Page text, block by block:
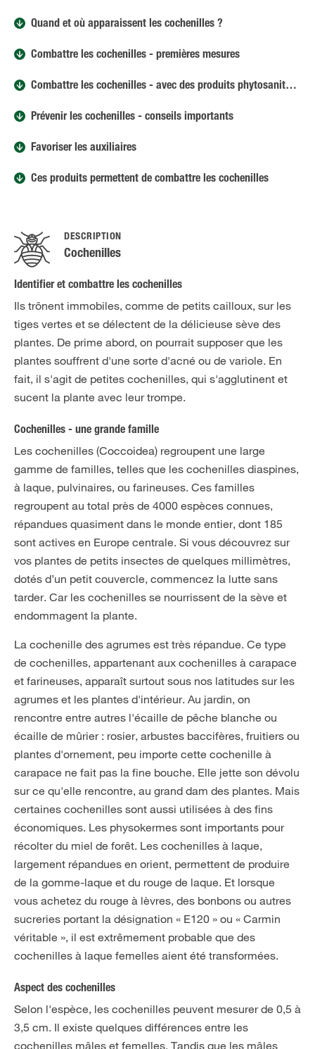
Quand et où apparaissent les cochenilles ?
Combattre les cochenilles - premières mesures
Combattre les cochenilles - avec des produits phytosanitaires naturels
Prévenir les cochenilles - conseils importants
Favoriser les auxiliaires
Ces produits permettent de combattre les cochenilles
DESCRIPTION
Cochenilles
Identifier et combattre les cochenilles
Ils trônent immobiles, comme de petits cailloux, sur les
tiges vertes et se délectent de la délicieuse sève des
plantes. De prime abord, on pourrait supposer que les
plantes souffrent d'une sorte d'acné ou de variole. En
fait, il s'agit de petites cochenilles, qui s'agglutinent et
sucent la plante avec leur trompe.
Cochenilles - une grande famille
Les cochenilles (Coccoidea) regroupent une large
gamme de familles, telles que les cochenilles diaspines,
à laque, pulvinaires, ou farineuses. Ces familles
regroupent au total près de 4000 espèces connues,
répandues quasiment dans le monde entier, dont 185
sont actives en Europe centrale. Si vous découvrez sur
vos plantes de petits insectes de quelques millimètres,
dotés d’un petit couvercle, commencez la lutte sans
tarder. Car les cochenilles se nourrissent de la sève et
endommagent la plante.
La cochenille des agrumes est très répandue. Ce type
de cochenilles, appartenant aux cochenilles à carapace
et farineuses, apparaît surtout sous nos latitudes sur les
agrumes et les plantes d'intérieur. Au jardin, on
rencontre entre autres l'écaille de pêche blanche ou
écaille de mûrier : rosier, arbustes baccifères, fruitiers ou
plantes d'ornement, peu importe cette cochenille à
carapace ne fait pas la fine bouche. Elle jette son dévolu
sur ce qu'elle rencontre, au grand dam des plantes. Mais
certaines cochenilles sont aussi utilisées à des fins
économiques. Les physokermes sont importants pour
récolter du miel de forêt. Les cochenilles à laque,
largement répandues en orient, permettent de produire
de la gomme-laque et du rouge de laque. Et lorsque
vous achetez du rouge à lèvres, des bonbons ou autres
sucreries portant la désignation « E120 » ou « Carmin
véritable », il est extrêmement probable que des
cochenilles à laque femelles aient été transformées.
Aspect des cochenilles
Selon l'espèce, les cochenilles peuvent mesurer de 0,5 à
3,5 cm. Il existe quelques différences entre les
cochenilles mâles et femelles. Tandis que les mâles